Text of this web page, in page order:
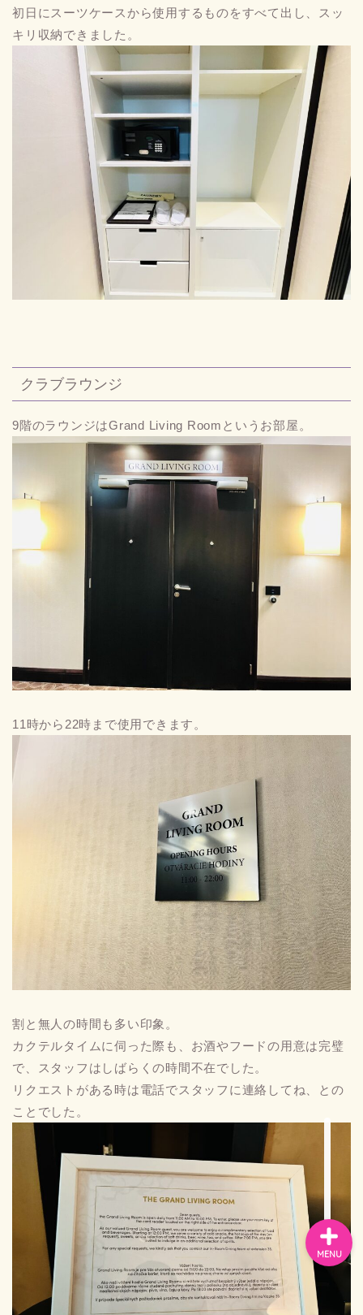
初日にスーツケースから使用するものをすべて出し、スッ
キリ収納できました。
クラブラウンジ
9階のラウンジはGrand Living Roomというお部屋。
11時から22時まで使用できます。
割と無人の時間も多い印象。
カクテルタイムに伺った際も、お酒やフードの用意は完璧
で、スタッフはしばらくの時間不在でした。
リクエストがある時は電話でスタッフに連絡してね、との
ことでした。
MENU
プライバシーポリシー
スペイン
バルセロナお土産